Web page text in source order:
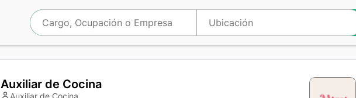
Auxiliar de Cocina
Auxiliar de Cocina